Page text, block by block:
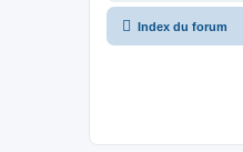
Index du forum